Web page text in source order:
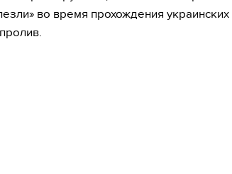
во время прохождения